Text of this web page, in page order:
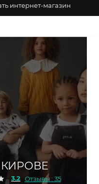
интернет-магазин
КИРОВЕ
3.2 Отзывы : 35